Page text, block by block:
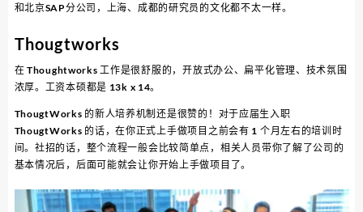
和北京SAP分公司，上海、成都的研究员的文化都不太一样。
Thougtworks
在 Thoughtworks 工作是很舒服的，开放式办公、扁平化管理、技术氛围
浓厚。工资本硕都是 13k x 14。
ThougtWorks 的新人培养机制还是很赞的！对于应届生入职
ThougtWorks 的话，在你正式上手做项目之前会有 1 个月左右的培训时
间。社招的话，整个流程一般会比较简单点，相关人员带你了解了公司的
基本情况后，后面可能就会让你开始上手做项目了。